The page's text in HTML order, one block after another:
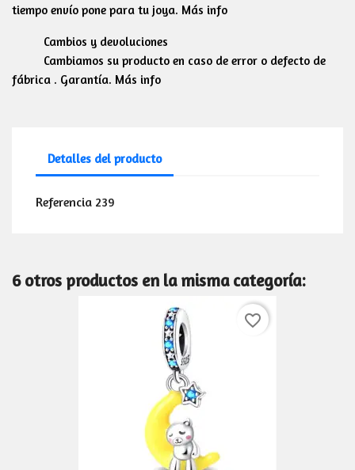
tiempo envío pone para tu joya. Más info
Cambios y devoluciones
Cambiamos su producto en caso de error o defecto de
fábrica . Garantía. Más info
Detalles del producto
Referencia 239
6 otros productos en la misma categoría:
favorite_border